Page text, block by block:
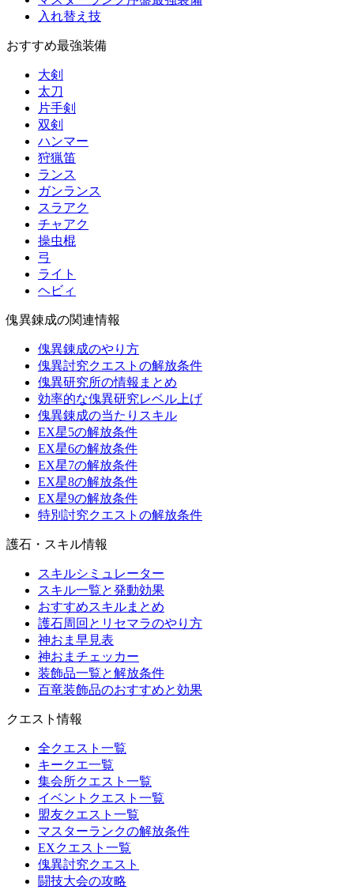
入れ替え技
おすすめ最強装備
大剣
太刀
片手剣
双剣
ハンマー
狩猟笛
ランス
ガンランス
スラアク
チャアク
操虫棍
弓
ライト
ヘビィ
傀異錬成の関連情報
傀異錬成のやり方
傀異討究クエストの解放条件
傀異研究所の情報まとめ
効率的な傀異研究レベル上げ
傀異錬成の当たりスキル
EX星5の解放条件
EX星6の解放条件
EX星7の解放条件
EX星8の解放条件
EX星9の解放条件
特別討究クエストの解放条件
護石・スキル情報
スキルシミュレーター
スキル一覧と発動効果
おすすめスキルまとめ
護石周回とリセマラのやり方
神おま早見表
神おまチェッカー
装飾品一覧と解放条件
百竜装飾品のおすすめと効果
クエスト情報
全クエスト一覧
キークエ一覧
集会所クエスト一覧
イベントクエスト一覧
盟友クエスト一覧
マスターランクの解放条件
EXクエスト一覧
傀異討究クエスト
闘技大会の攻略